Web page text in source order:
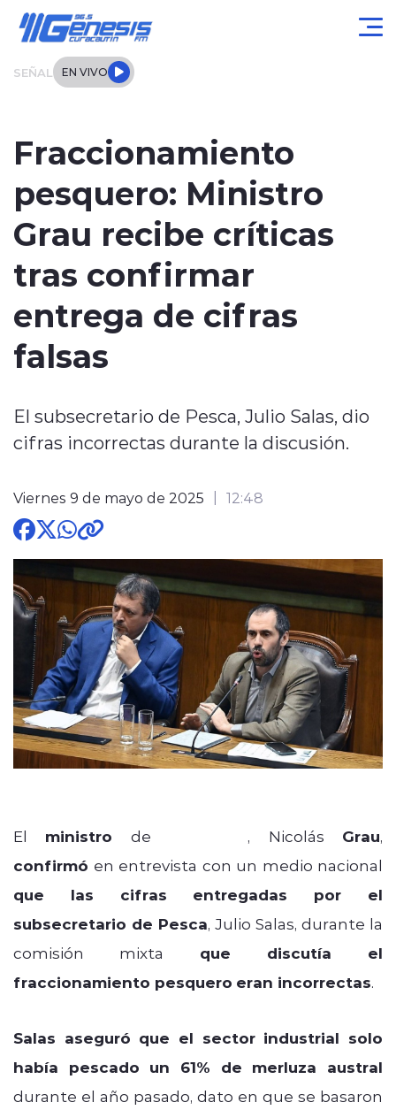
SEÑAL EN VIVO
Regional
Internacional
Entrevistas
Fraccionamiento
pesquero: Ministro
Grau recibe críticas
tras confirmar
entrega de cifras
falsas
El subsecretario de Pesca, Julio Salas, dio
cifras incorrectas durante la discusión.
Viernes 9 de mayo de 2025 12:48
El ministro de , Nicolás Grau,
confirmó en entrevista con un medio nacional
que las cifras entregadas por el
subsecretario de Pesca, Julio Salas, durante la
comisión mixta que discutía el
fraccionamiento pesquero eran incorrectas.
Salas aseguró que el sector industrial solo
había pescado un 61% de merluza austral
durante el año pasado, dato en que se basaron